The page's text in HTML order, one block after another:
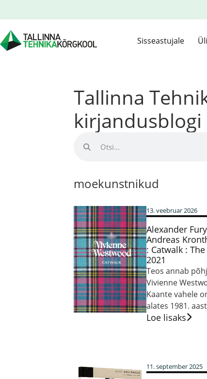
Sisseastujale
Tallinna
kirjandusblogi
moekunstnikud
13. veebruar 2026
Alexander
Andreas
: Catwalk :
2021
Teos annab
Vivienne
Kaante vahele
alates 1981.
Loe lisaks
11. september 2025